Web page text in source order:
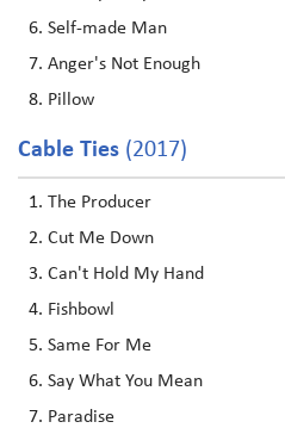
Self-made Man
Anger's Not Enough
Pillow
Cable Ties (2017)
The Producer
Cut Me Down
Can't Hold My Hand
Fishbowl
Same For Me
Say What You Mean
Paradise